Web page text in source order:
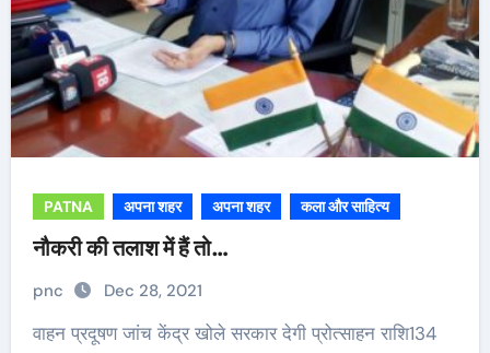
PATNA अपना शहर अपना शहर कला और साहित्य
नौकरी की तलाश में हैं तो…
pnc Dec 28, 2021
वाहन प्रदूषण जांच केंद्र खोले सरकार देगी प्रोत्साहन राशि134